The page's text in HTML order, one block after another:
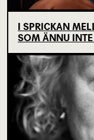
I SPRICKAN
SOM ÄNNU